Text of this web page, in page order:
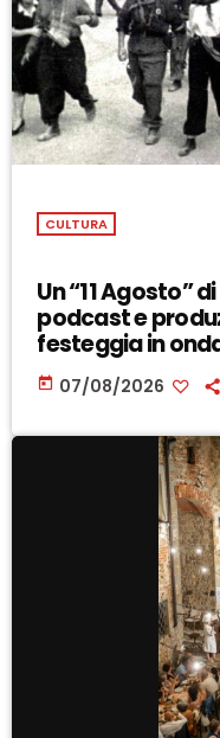
CULTURA
Un “11 Agosto”
podcast e
festeggia in
today 07/08/2026